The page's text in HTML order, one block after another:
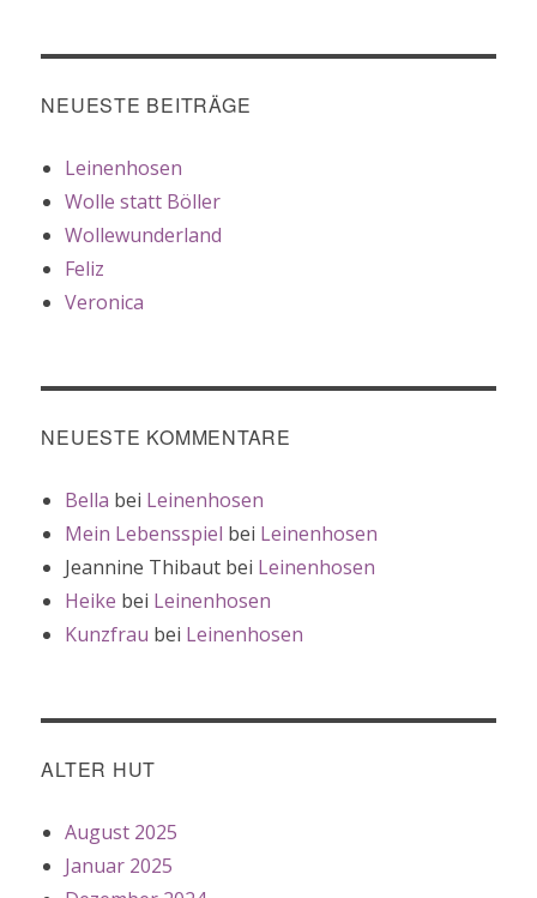
NEUESTE BEITRÄGE
Leinenhosen
Wolle statt Böller
Wollewunderland
Feliz
Veronica
NEUESTE KOMMENTARE
Bella bei Leinenhosen
Mein Lebensspiel bei Leinenhosen
Jeannine Thibaut bei Leinenhosen
Heike bei Leinenhosen
Kunzfrau bei Leinenhosen
ALTER HUT
August 2025
Januar 2025